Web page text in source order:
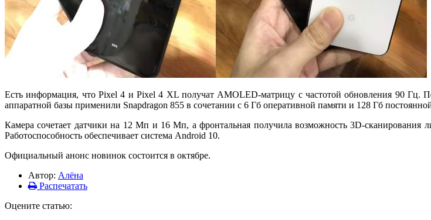
Есть информация, что Pixel 4 и Pixel 4 XL получат AMOLED-матрицу с частотой обновления 90 Гц.
аппаратной базы применили Snapdragon 855 в сочетании с 6 Гб оперативной памяти и 128 Гб
Камера сочетает датчики на 12 Мп и 16 Мп, а фронтальная получила возможность 3D-
Работоспособность обеспечивает система Android 10.
Официальный анонс новинок состоится в октябре.
Автор: Алёна
Распечатать
Оцените статью: